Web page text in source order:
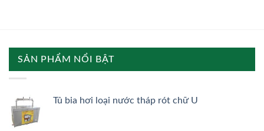
SẢN PHẨM NỔI BẬT
Tủ bia hơi loại nước tháp rót chữ U